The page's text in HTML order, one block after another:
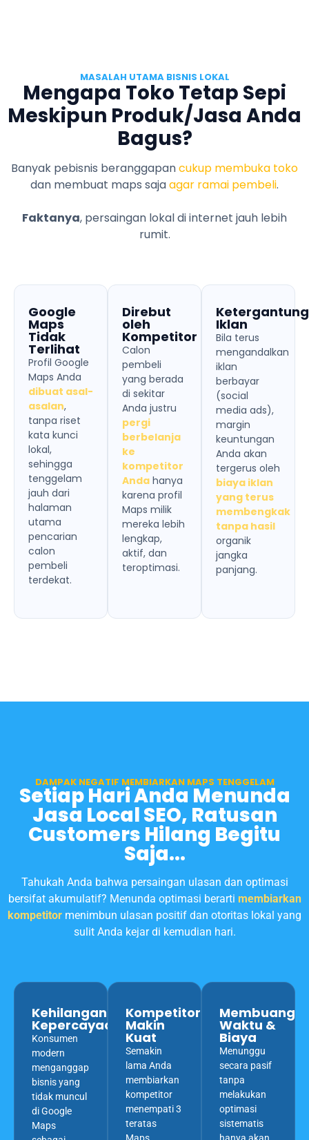
MASALAH UTAMA BISNIS LOKAL
Mengapa Toko Tetap Sepi
Meskipun Produk/Jasa Anda
Bagus?
Banyak pebisnis beranggapancukup membuka toko
dan membuat maps sajaagar ramai pembeli.
Faktanya, persaingan lokal di internet jauh lebih
rumit.
Google
Maps
Tidak
Terlihat
Profil Google
Maps Anda
dibuat asal-
asalan,
tanpa riset
kata kunci
lokal,
sehingga
tenggelam
jauh dari
halaman
utama
pencarian
calon
pembeli
terdekat.
Direbut
oleh
Kompetitor
Calon
pembeli
yang berada
di sekitar
Anda justru
pergi
berbelanja
ke
kompetitor
Anda hanya
karena profil
Maps milik
mereka lebih
lengkap,
aktif, dan
teroptimasi.
Iklan
Bila terus
mengandalkan
iklan
berbayar
(social
media ads),
margin
keuntungan
Anda akan
tergerus oleh
biaya iklan
yang terus
membengkak
tanpa hasil
organik
jangka
panjang.
DAMPAK NEGATIF MEMBIARKAN MAPS TENGGELAM
Setiap Hari Anda Menunda
Jasa Local SEO, Ratusan
Customers Hilang Begitu
Saja...
Tahukah Anda bahwa persaingan ulasan dan optimasi
bersifat akumulatif? Menunda optimasi berarti membiarkan
kompetitor menimbun ulasan positif dan otoritas lokal yang
sulit Anda kejar di kemudian hari.
Kehilangan
Kepercayaan
Konsumen
modern
menganggap
bisnis yang
tidak muncul
di Google
Maps
Kompetitor
Makin
Kuat
Semakin
lama Anda
membiarkan
kompetitor
menempati 3
teratas
Membuang
Waktu &
Biaya
Menunggu
secara pasif
tanpa
melakukan
optimasi
sistematis